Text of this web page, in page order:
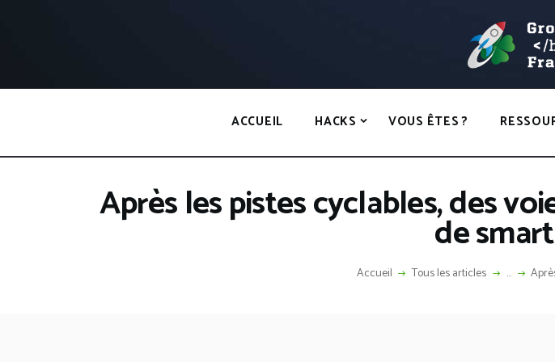
ACCUEIL HACKS VOUS ÊTES ?
Après les pistes cyclables, des
de
Accueil Tous les articles ...
GROWTH
VOUS ÊTES ?
RESSOURCES
CONTACT